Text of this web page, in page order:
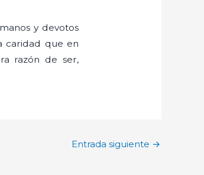
y devotos
caridad que en
razón de ser,
Entrada siguiente →